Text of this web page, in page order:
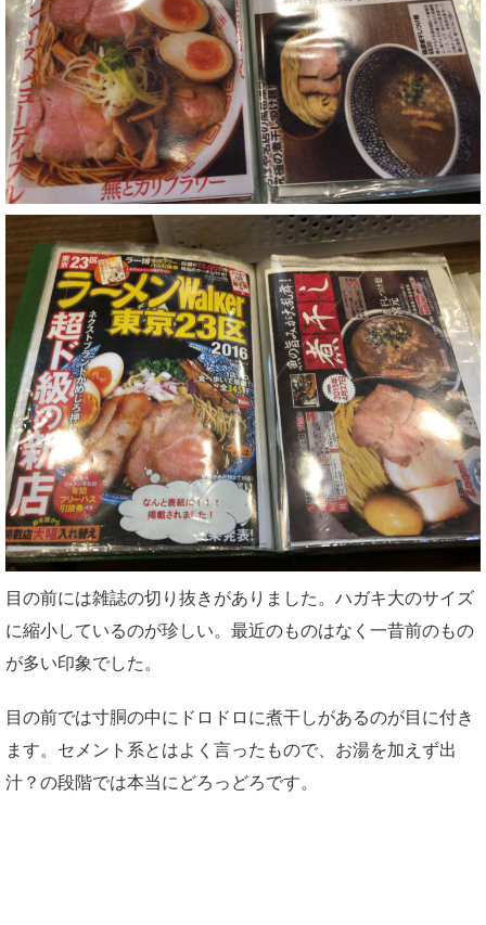
目の前には雑誌の切り抜きがありました。ハガキ大のサイズ
に縮小しているのが珍しい。最近のものはなく一昔前のもの
が多い印象でした。
目の前では寸胴の中にドロドロに煮干しがあるのが目に付き
ます。セメント系とはよく言ったもので、お湯を加えず出
汁？の段階では本当にどろっどろです。